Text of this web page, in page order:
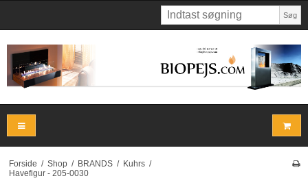
Søg
Forside / Shop / BRANDS / Kuhrs /
Havefigur - 205-0030